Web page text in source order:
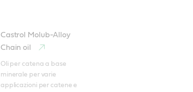
Castrol Molub-Alloy
Chain oil
Oli per catena a base
minerale per varie
applicazioni per catene e